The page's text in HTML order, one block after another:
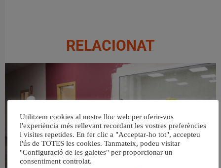
RELACIONAT
Utilitzem cookies al nostre lloc web per oferir-vos
l'experiència més rellevant recordant les vostres preferències
i visites repetides. En fer clic a "Acceptar-ho tot", accepteu
l'ús de TOTES les cookies. Tanmateix, podeu visitar
"Configuració de les galetes" per proporcionar un
consentiment controlat.